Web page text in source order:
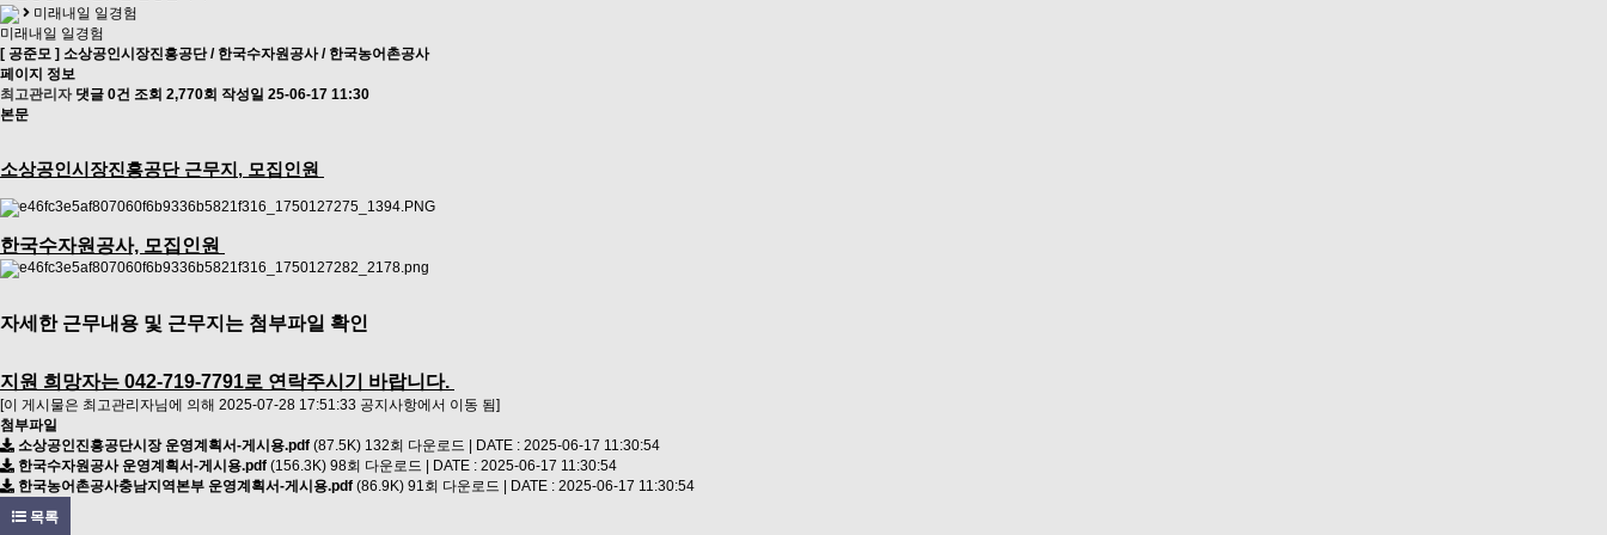
미래내일 일경험
미래내일 일경험
[ 공준모 ] 소상공인시장진흥공단 / 한국수자원공사 / 한국농어촌공사
페이지 정보
최고관리자 댓글 0건 조회 2,770회 작성일 25-06-17 11:30
본문
소상공인시장진흥공단 근무지, 모집인원
한국수자원공사, 모집인원
자세한 근무내용 및 근무지는 첨부파일 확인
지원 희망자는 042-719-7791로 연락주시기 바랍니다.
[이 게시물은 최고관리자님에 의해 2025-07-28 17:51:33 공지사항에서 이동 됨]
첨부파일
소상공인진흥공단시장 운영계획서-게시용.pdf (87.5K) 132회 다운로드 | DATE : 2025-06-17 11:30:54
한국수자원공사 운영계획서-게시용.pdf (156.3K) 98회 다운로드 | DATE : 2025-06-17 11:30:54
한국농어촌공사충남지역본부 운영계획서-게시용.pdf (86.9K) 91회 다운로드 | DATE : 2025-06-17 11:30:54
목록